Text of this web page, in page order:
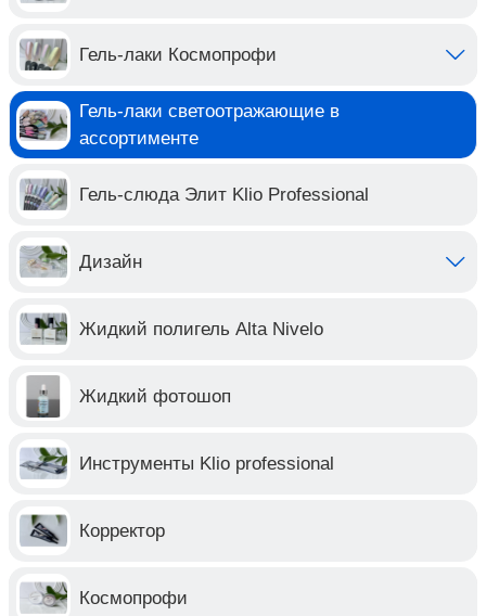
Гель-лаки Космопрофи
Гель-лаки светоотражающие в
ассортименте
Гель-слюда Элит Klio Professional
Дизайн
Жидкий полигель Alta Nivelo
Жидкий фотошоп
Инструменты Klio professional
Корректор
Космопрофи